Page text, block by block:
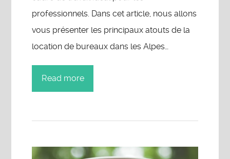
professionnels. Dans cet article, nous allons
vous présenter les principaux atouts de la
location de bureaux dans les Alpes…
Read more